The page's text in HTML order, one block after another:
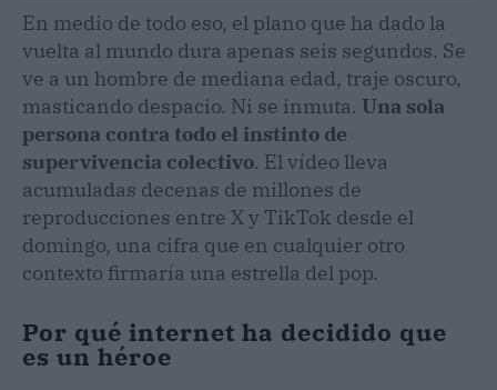
En medio de todo eso, el plano que ha dado la
vuelta al mundo dura apenas seis segundos. Se
ve a un hombre de mediana edad, traje oscuro,
masticando despacio. Ni se inmuta. Una sola
persona contra todo el instinto de
supervivencia colectivo. El vídeo lleva
acumuladas decenas de millones de
reproducciones entre X y TikTok desde el
domingo, una cifra que en cualquier otro
contexto firmaría una estrella del pop.
Por qué internet ha decidido que
es un héroe